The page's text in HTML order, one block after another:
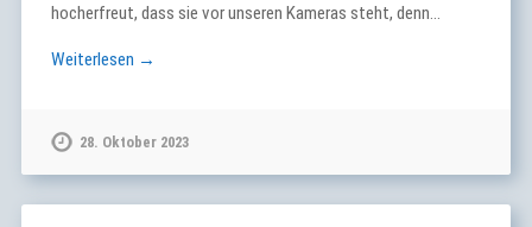
hocherfreut, dass sie vor unseren Kameras steht, denn…
Weiterlesen →
28. Oktober 2023